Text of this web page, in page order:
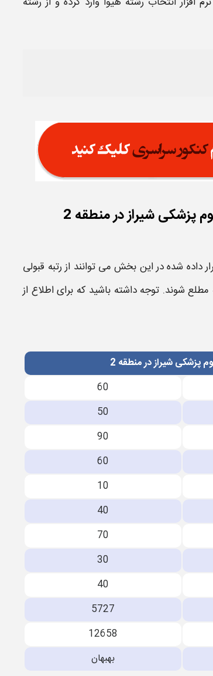
پزشکی شیراز در منطقه 2
داده شده در این بخش می توانند ازرتبه قبولی
شوند. توجه داشته باشید که برای اطلاع از
پزشکی شیراز در منطقه 2
60
50
90
60
10
40
70
30
40
5727
12658
بهبهان